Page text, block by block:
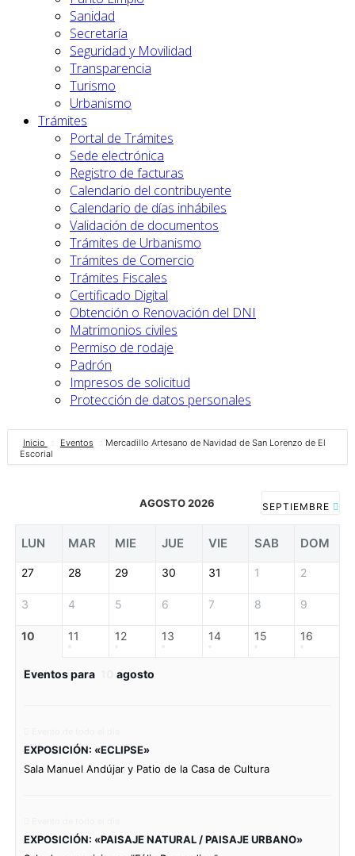
Sanidad
Secretaría
Seguridad y Movilidad
Transparencia
Turismo
Urbanismo
Trámites
Portal de Trámites
Sede electrónica
Registro de facturas
Calendario del contribuyente
Calendario de días inhábiles
Validación de documentos
Trámites de Urbanismo
Trámites de Comercio
Trámites Fiscales
Certificado Digital
Obtención o Renovación del DNI
Matrimonios civiles
Permiso de rodaje
Padrón
Impresos de solicitud
Protección de datos personales
Inicio Eventos
Mercadillo Artesano de Navidad de San Lorenzo de El
Escorial
AGOSTO 2026 SEPTIEMBRE
LUN MAR MIE JUE VIE SAB DOM
27 28 29 30 31 1 2
3 4 5 6 7 8 9
10 11 12 13 14 15 16
Eventos para agosto
EXPOSICIÓN: «ECLIPSE»
Sala Manuel Andújar y Patio de la Casa de Cultura
EXPOSICIÓN: «PAISAJE NATURAL / PAISAJE URBANO»